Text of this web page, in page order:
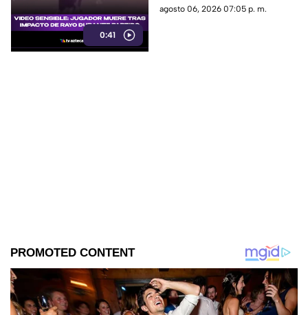
0:41
la vida al ser alcanzado por un
agosto 06, 2026 07:05 p. m.